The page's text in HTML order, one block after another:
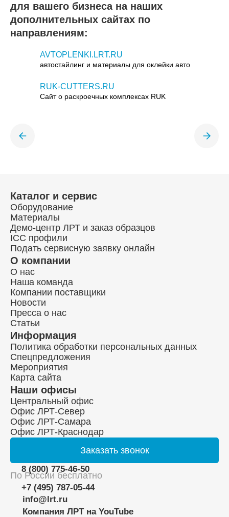
для вашего бизнеса на наших
дополнительных сайтах по
направлениям:
AVTOPLENKI.LRT.RU
автостайлинг и материалы для оклейки авто
RUK-CUTTERS.RU
Сайт о раскроечных комплексах RUK
Каталог и сервис
Оборудование
Материалы
Демо-центр ЛРТ и заказ образцов
ICC профили
Подать сервисную заявку онлайн
Информация
Политика обработки персональных данных
Спецпредложения
Мероприятия
Карта сайта
О компании
О нас
Наша команда
Компании поставщики
Новости
Пресса о нас
Статьи
Наши офисы
Центральный офис
Офис ЛРТ-Север
Офис ЛРТ-Самара
Офис ЛРТ-Краснодар
Заказать звонок
8 (800) 775-46-50
По России бесплатно
+7 (495) 787-05-44
info@lrt.ru
Компания ЛРТ на YouTube